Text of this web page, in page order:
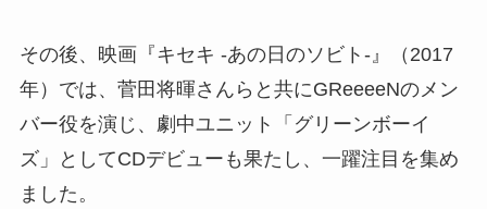
その後、映画『キセキ -あの日のソビト-』（2017
年）では、菅田将暉さんらと共にGReeeeNのメン
バー役を演じ、劇中ユニット「グリーンボーイ
ズ」としてCDデビューも果たし、一躍注目を集め
ました。